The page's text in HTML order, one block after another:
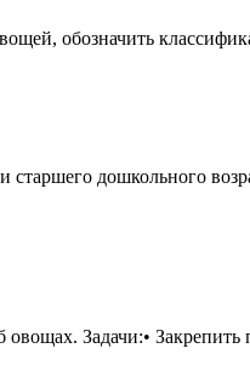
обозначить
дошкольного
Задачи:•